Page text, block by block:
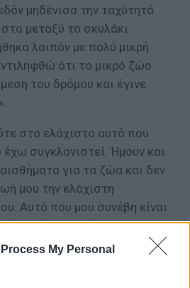
My Personal
μηδένισα την ταχύτητά
μεταξύ το σκυλάκι
λοιπόν με πολύ μικρή
ότι το μικρό ζώο
του δρόμου και έγινε
στο ελάχιστο αυτό που
έχω συγκλονιστεί. Ήμουν και
για τα ζώα και δεν
μου την ελάχιστη
Αυτό που μου συνέβη είναι
έχω χάσει τον ύπνο μου και
μου», κατέληξε.